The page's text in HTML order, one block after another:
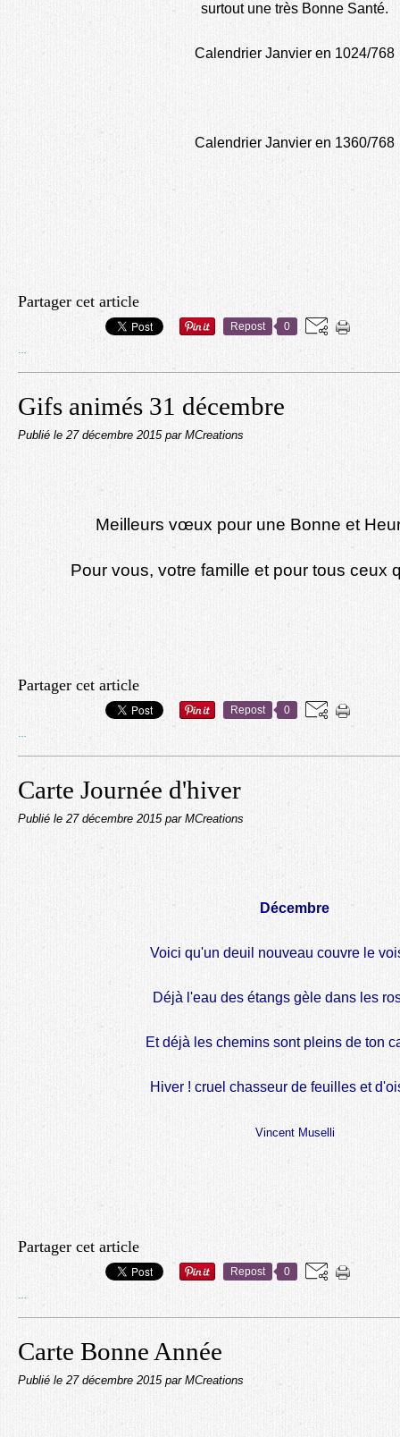
surtout une très Bonne Santé.
Calendrier Janvier en 1024/768
Calendrier Janvier en 1360/768
Partager cet article
Repost 0
Gifs animés 31 décembre
Publié le 27 décembre 2015 par MCreations
Meilleurs vœux pour une Bonne et
Pour vous, votre famille et pour tous ceux
Partager cet article
Repost 0
Carte Journée d'hiver
Publié le 27 décembre 2015 par MCreations
Décembre
Voici qu'un deuil nouveau couvre le
Déjà l'eau des étangs gèle dans les
Et déjà les chemins sont pleins de ton
Hiver ! cruel chasseur de feuilles et
Vincent Muselli
Partager cet article
Repost 0
Carte Bonne Année
Publié le 27 décembre 2015 par MCreations